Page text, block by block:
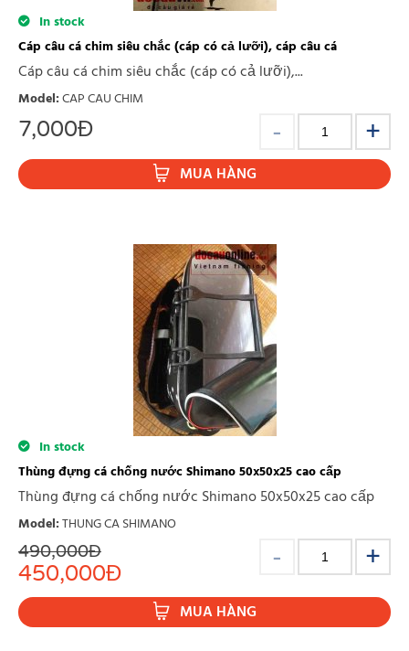
In stock
Cáp câu cá chim siêu chắc (cáp có cả lưỡi), cáp câu cá
Cáp câu cá chim siêu chắc (cáp có cả lưỡi),...
Model:CAP CAU CHIM
7,000Đ
MUA HÀNG
In stock
Thùng đựng cá chống nước Shimano 50x50x25 cao cấp
Thùng đựng cá chống nước Shimano 50x50x25 cao cấp
Model:THUNG CA SHIMANO
490,000Đ
450,000Đ
MUA HÀNG